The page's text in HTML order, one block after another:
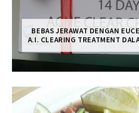
BEBAS JERAWAT DENGAN
A.I. CLEARING TREATMENT